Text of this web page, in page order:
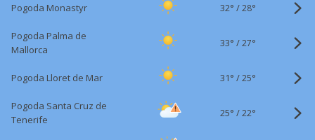
Pogoda Monastyr 32° /28°
Pogoda Palma de
Mallorca
33° /27°
Pogoda Lloret de Mar 31° /25°
Pogoda Santa Cruz de
Tenerife
25° /22°